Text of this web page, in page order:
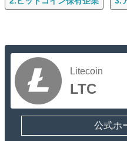
Litecoin
LTC
公式ホ